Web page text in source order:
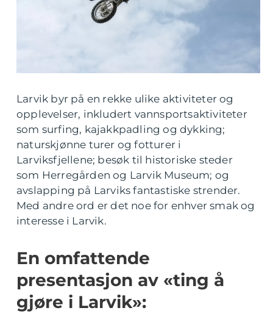
Larvik byr på en rekke ulike aktiviteter og
opplevelser, inkludert vannsportsaktiviteter
som surfing, kajakkpadling og dykking;
naturskjønne turer og fotturer i
Larviksfjellene; besøk til historiske steder
som Herregården og Larvik Museum; og
avslapping på Larviks fantastiske strender.
Med andre ord er det noe for enhver smak og
interesse i Larvik.
En omfattende
presentasjon av «ting å
gjøre i Larvik»: